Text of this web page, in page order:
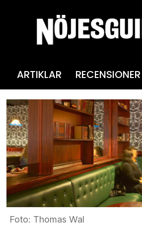
ARTIKLAR RECENSIONER
Foto: Thomas Wal